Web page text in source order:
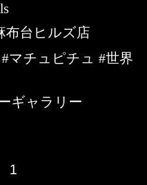
布台ヒルズ店
マチュピチュ #世界
ギャラリー
1